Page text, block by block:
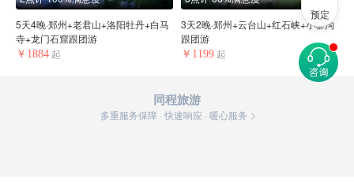
5天4晚·郑州+老君山+洛阳牡丹+白马
寺+龙门石窟跟团游
￥1884 起
3天2晚·郑州+云台山+红石峡+小寨沟
跟团游
￥1199 起
同程旅游
多重服务保障 · 快速响应 · 暖心服务
预定